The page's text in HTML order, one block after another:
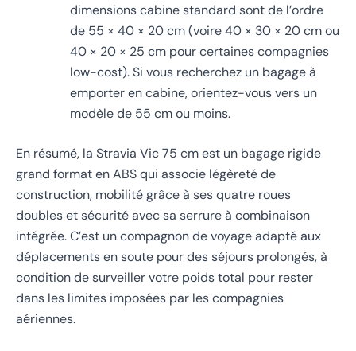
dimensions cabine standard sont de l’ordre
de 55 × 40 × 20 cm (voire 40 × 30 × 20 cm ou
40 × 20 × 25 cm pour certaines compagnies
low-cost). Si vous recherchez un bagage à
emporter en cabine, orientez-vous vers un
modèle de 55 cm ou moins.
En résumé, la Stravia Vic 75 cm est un bagage rigide
grand format en ABS qui associe légèreté de
construction, mobilité grâce à ses quatre roues
doubles et sécurité avec sa serrure à combinaison
intégrée. C’est un compagnon de voyage adapté aux
déplacements en soute pour des séjours prolongés, à
condition de surveiller votre poids total pour rester
dans les limites imposées par les compagnies
aériennes.